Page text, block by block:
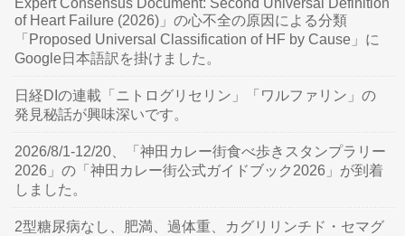
Expert Consensus Document: Second Universal Definition
of Heart Failure (2026)」の心不全の原因による分類
「Proposed Universal Classification of HF by Cause」に
Google日本語訳を掛けました。
日経DIの連載「ニトログリセリン」「ワルファリン」の
発見秘話が興味深いです。
2026/8/1-12/20、「神田カレー街食べ歩きスタンプラリー
2026」の「神田カレー街公式ガイドブック2026」が到着
しました。
2型糖尿病なし、肥満、過体重、カグリリンチド・セマグ